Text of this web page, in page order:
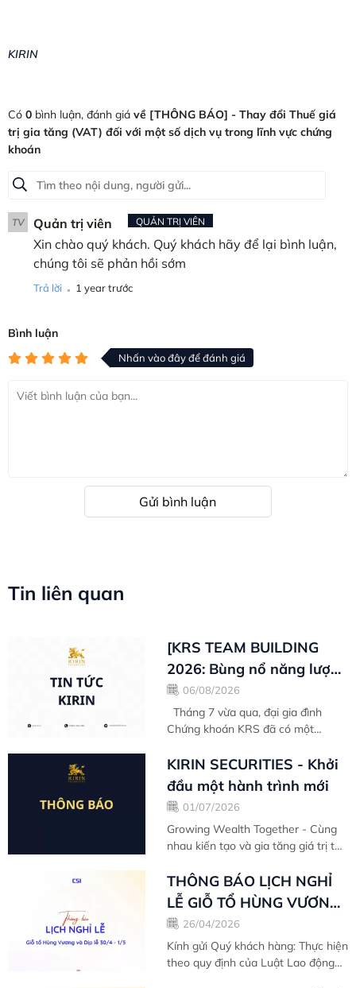
KIRIN
Có 0 bình luận, đánh giá về [THÔNG BÁO] - Thay đổi Thuế giá
trị gia tăng (VAT) đối với một số dịch vụ trong lĩnh vực chứng
khoán
TV Quản trị viên QUẢN TRỊ VIÊN
Xin chào quý khách. Quý khách hãy để lại bình luận,
chúng tôi sẽ phản hồi sớm
Trả lời . 1 year trước
Bình luận
Nhấn vào đây để đánh giá
Gửi bình luận
Tin liên quan
[KRS TEAM BUILDING
2026: Bùng nổ năng lượng
- Bức phá thành công
06/08/2026
Chứng khoán KRS đã có một
đầy cảm xúc! Không chỉ là những
giây phút thư giãn sau...
KIRIN SECURITIES - Khởi
đầu một hành trình mới
01/07/2026
Growing Wealth Together - Cùng
nhau kiến tạo và gia tăng giá trị tài
phát triển dưới thương hiệu Chứng
khoán Kiến...
THÔNG BÁO LỊCH NGHỈ
LỄ GIỖ TỔ HÙNG VƯƠNG
& DỊP LỄ 30/4 - 1/5
26/04/2026
Kính gửi Quý khách hàng: Thực hiện
theo quy định của Luật Lao động